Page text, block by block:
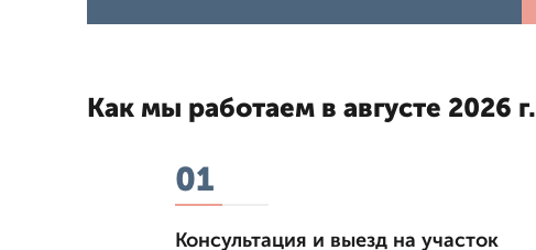
Как мы работаем в августе 2026 г.
01
Консультация и выезд на участок